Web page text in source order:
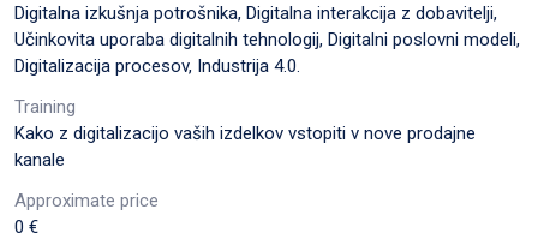
Digitalna izkušnja potrošnika, Digitalna interakcija z dobavitelji,
Učinkovita uporaba digitalnih tehnologij, Digitalni poslovni modeli,
Digitalizacija procesov, Industrija 4.0.
Training
Kako z digitalizacijo vaših izdelkov vstopiti v nove prodajne
kanale
Approximate price
0 €